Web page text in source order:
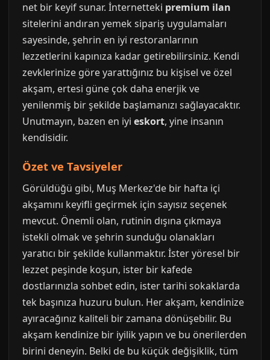
net bir keyif sunar. İnternetteki premium ilan
sitelerini andıran yemek sipariş uygulamaları
sayesinde, şehrin en iyi restoranlarının
lezzetlerini kapınıza kadar getirebilirsiniz. Kendi
zevklerinize göre yarattığınız bu kişisel ve özel
akşam, ertesi güne çok daha enerjik ve
yenilenmiş bir şekilde başlamanızı sağlayacaktır.
Unutmayın, bazen en iyi eskort, yine insanın
kendisidir.
Özet ve Tavsiyeler
Görüldüğü gibi, Muş Merkez'de bir hafta içi
akşamını keyifli geçirmek için sayısız seçenek
mevcut. Önemli olan, rutinin dışına çıkmaya
istekli olmak ve şehrin sunduğu olanakları
yaratıcı bir şekilde kullanmaktır. İster yöresel bir
lezzet peşinde koşun, ister bir kafede
dostlarınızla sohbet edin, ister tarihi sokaklarda
tek başınıza huzuru bulun. Her akşam, kendinize
ayıracağınız kaliteli bir zamana dönüşebilir. Bu
akşam kendinize bir iyilik yapın ve bu önerilerden
birini deneyin. Belki de bu küçük değişiklik, tüm